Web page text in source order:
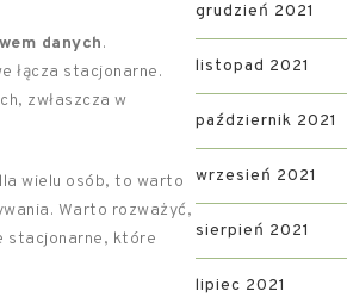
danych.
łącza stacjonarne.
zwłaszcza w
wielu osób, to warto
Warto rozważyć,
stacjonarne, które
grudzień 2021
listopad 2021
październik 2021
wrzesień 2021
sierpień 2021
lipiec 2021